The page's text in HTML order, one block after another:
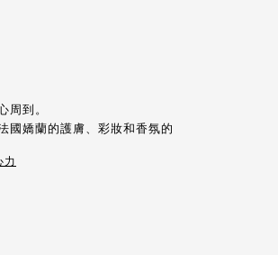
周到。
國嬌蘭的護膚、彩妝和香氛的
力